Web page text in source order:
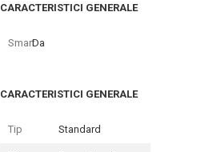
CARACTERISTICI GENERALE
SmartDa
CARACTERISTICI GENERALE
Tip Standard